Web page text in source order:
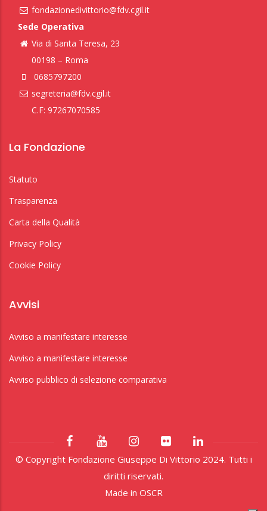
fondazionedivittorio@fdv.cgil.it
Sede Operativa
Via di Santa Teresa, 23
00198 – Roma
0685797200
segreteria@fdv.cgil.it
C.F: 97267070585
La Fondazione
Statuto
Trasparenza
Carta della Qualità
Privacy Policy
Cookie Policy
Avvisi
Avviso a manifestare interesse
Avviso a manifestare interesse
Avviso pubblico di selezione comparativa
© Copyright Fondazione Giuseppe Di Vittorio 2024. Tutti i
diritti riservati.
Made in OSCR